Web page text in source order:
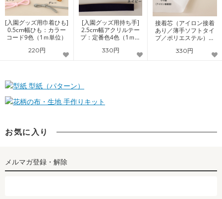
[入園グッズ用巾着ひも]
0.5cm幅ひも：カラー
コード9色（1ｍ単位）
220円
[入園グッズ用持ち手]
2.5cm幅アクリルテー
プ：定番色4色（1ｍ単
330円
接着芯（アイロン接着
あり／薄手ソフトタイ
プ／ポリエステル）洋
330円
型紙（パターン）
手作りキット
お気に入り
メルマガ登録・解除